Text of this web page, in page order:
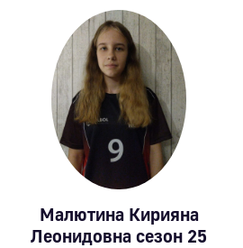
Малютина Кирияна
Леонидовна сезон 25